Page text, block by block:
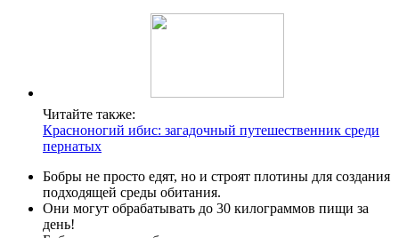
Читайте также:
Красноногий ибис: загадочный путешественник среди
пернатых
Бобры не просто едят, но и строят плотины для создания
подходящей среды обитания.
Они могут обрабатывать до 30 килограммов пищи за
день!